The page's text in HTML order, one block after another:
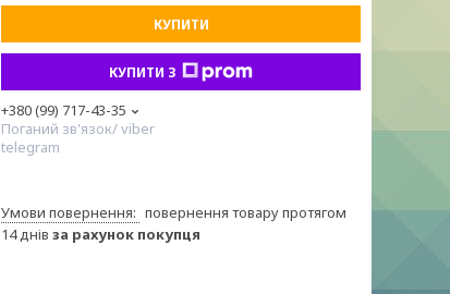
КУПИТИ
КУПИТИ З
+380 (99) 717-43-35
Поганий зв'язок/ viber
telegram
повернення товару протягом
14 днів за рахунок покупця